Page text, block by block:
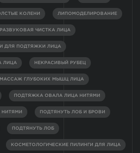
КОЛЕНИ ЛИПОМОДЕЛИРОВАНИЕ
ЧИСТКА ЛИЦА
ДЛЯ ПОДТЯЖКИ ЛИЦА
ЛИЦА НЕКРАСИВЫЙ РУБЕЦ
МАССАЖ ГЛУБОКИХ МЫШЦ ЛИЦА
ПОДТЯЖКА ОВАЛА ЛИЦА НИТЯМИ
НИТЯМИ ПОДТЯНУТЬ ЛОБ И БРОВИ
ПОДТЯНУТЬ ЛОБ
КОСМЕТОЛОГИЧЕСКИЕ ПИЛИНГИ ДЛЯ ЛИЦА